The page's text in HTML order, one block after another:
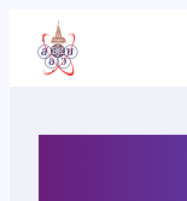
เนื้อหา